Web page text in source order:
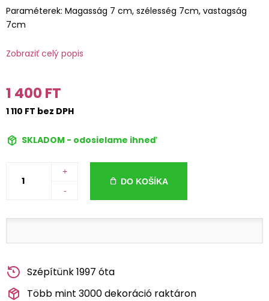
Paraméterek: Magasság 7 cm, szélesség 7cm, vastagság
7cm
Zobraziť celý popis
1 400 FT
1 110 FT bez DPH
SKLADOM - odosielame ihneď
+
-
DO KOŠÍKA
Szépítünk 1997 óta
Több mint 3000 dekoráció raktáron